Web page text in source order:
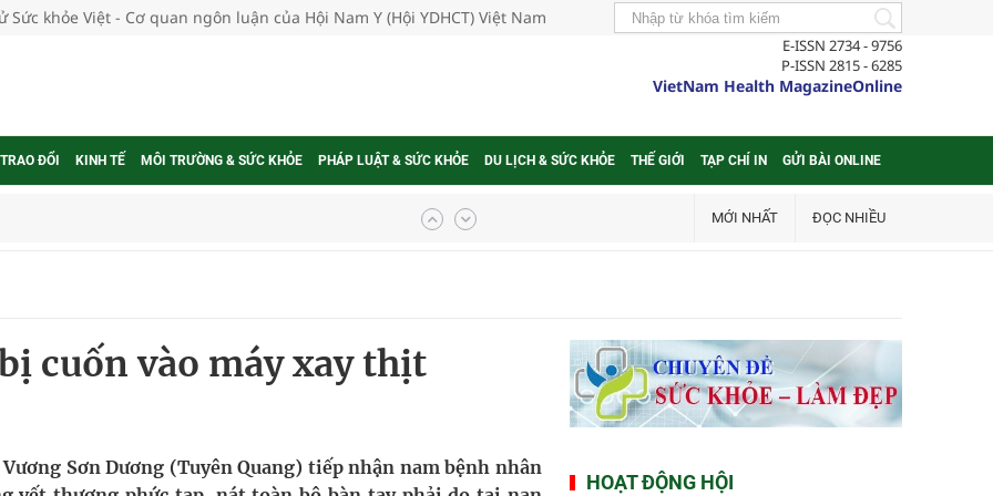
Sức khỏe Việt - Cơ quan ngôn luận của Hội Nam Y (Hội YDHCT) Việt Nam
E-ISSN 2734 - 9756
P-ISSN 2815 - 6285
VietNam Health MagazineOnline
ĐỔI KINH TẾ MÔI TRƯỜNG & SỨC KHỎE PHÁP LUẬT & SỨC KHỎE DU LỊCH & SỨC KHỎE THẾ GIỚI TẠP CHÍ IN GỬI BÀI ONLINE
ung thư
quốc
mới của Việt Nam
hai cấp trong quản lý hoạt động nha khoa,
MỚI NHẤT ĐỌC NHIỀU
cuốn vào máy xay thịt
Sơn Dương (Tuyên Quang) tiếp nhận nam bệnh nhân
HOẠT ĐỘNG HỘI